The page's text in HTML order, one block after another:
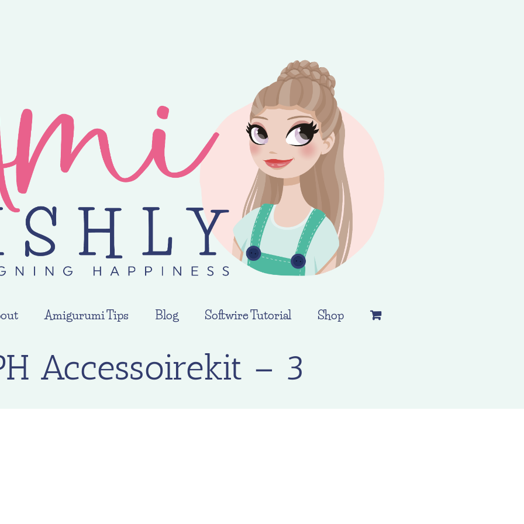
Amigurumi Tips Blog Softwire Tutorial Shop
Accessoirekit – 3
ontvang je 25% korting op alle losse Amilishly patronen bij een minimale besteding van €10,-. Geldig tot en met